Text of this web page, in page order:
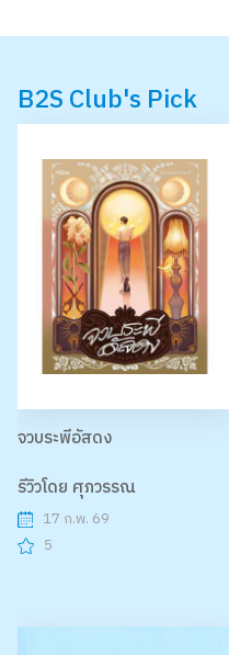
B2S Club's Pick
จวบระพีอัสดง
รีวิวโดย ศุภวรรณ
17 ก.พ. 69
5